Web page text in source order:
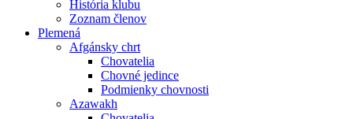
História klubu
Zoznam členov
Plemená
Afgánsky chrt
Chovatelia
Chovné jedince
Podmienky chovnosti
Azawakh